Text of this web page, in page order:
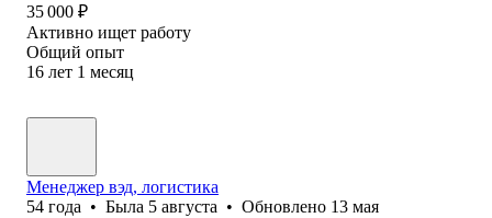
35 000 ₽
Активно ищет работу
Общий опыт
16 лет 1 месяц
Менеджер вэд, логистика
54 года • Была 5 августа • Обновлено 13 мая